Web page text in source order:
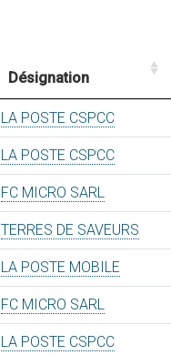
Désignation
LA POSTE CSPCC
LA POSTE CSPCC
FC MICRO SARL
TERRES DE SAVEURS
LA POSTE MOBILE
FC MICRO SARL
LA POSTE CSPCC